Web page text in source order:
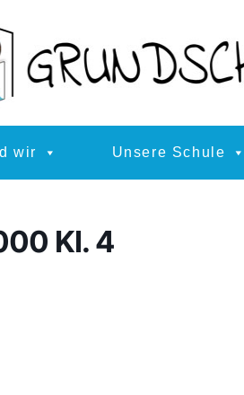
wir Unsere Schule
Kl. 4